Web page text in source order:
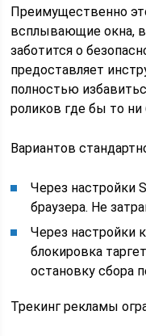
Преимущественно
всплывающие окна,
заботится о
предоставляет
полностью
роликов где бы то ни
Вариантов
Через настройки
браузера. Не
Через настройки
блокировка
остановку сбора
Трекинг рекламы